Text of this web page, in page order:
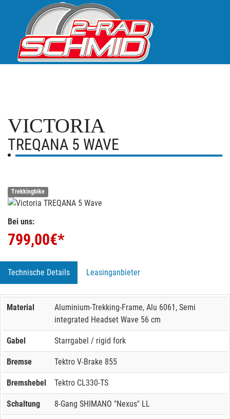
VICTORIA
TREQANA 5 WAVE
Trekkingbike
Bei uns:
799,00€*
Technische Details Leasinganbieter
Material
Aluminium-Trekking-Frame, Alu 6061, Semi
integrated Headset Wave 56 cm
Gabel Starrgabel / rigid fork
Bremse Tektro V-Brake 855
Bremshebel Tektro CL330-TS
Schaltung 8-Gang SHIMANO "Nexus" LL